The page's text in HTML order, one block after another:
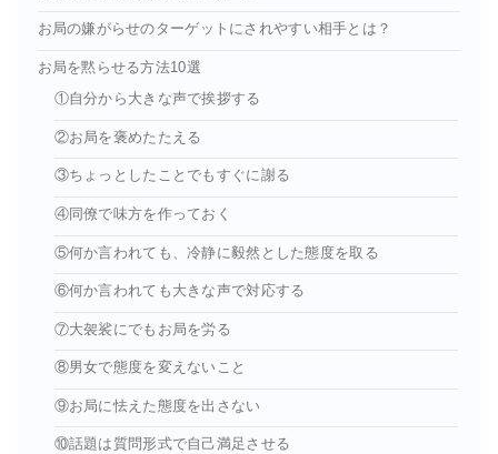
お局の嫌がらせのターゲットにされやすい相手とは？
お局を黙らせる方法10選
①自分から大きな声で挨拶する
②お局を褒めたたえる
③ちょっとしたことでもすぐに謝る
④同僚で味方を作っておく
⑤何か言われても、冷静に毅然とした態度を取る
⑥何か言われても大きな声で対応する
⑦大袈裟にでもお局を労る
⑧男女で態度を変えないこと
⑨お局に怯えた態度を出さない
⑩話題は質問形式で自己満足させる